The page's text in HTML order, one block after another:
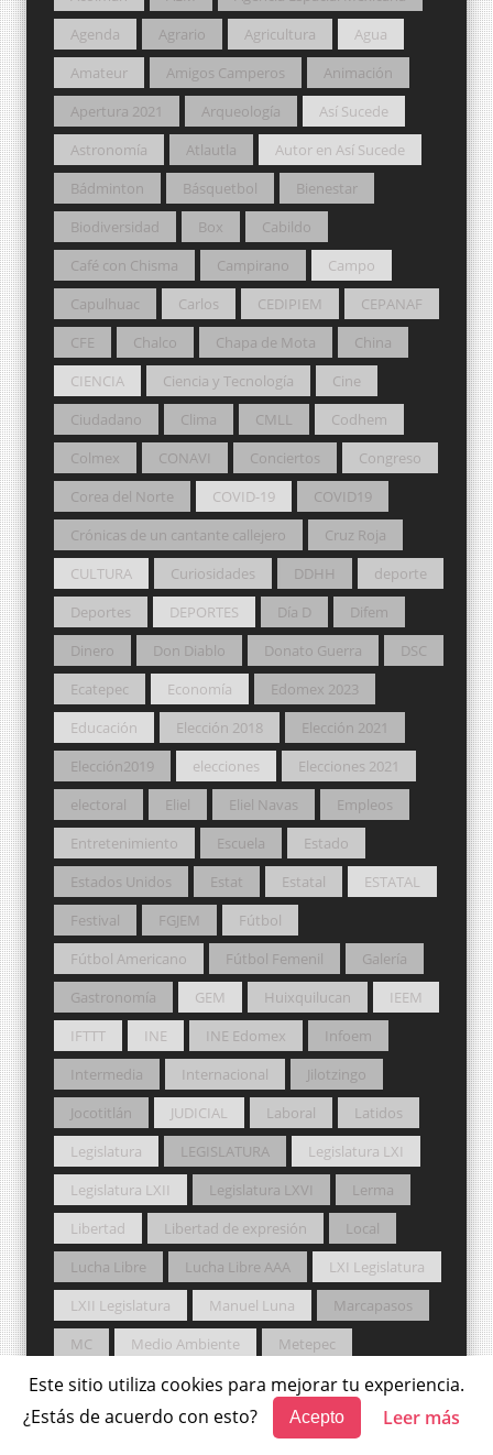
Este sitio utiliza cookies para mejorar tu experiencia.
¿Estás de acuerdo con esto?
Acepto Leer más
Agenda
Agrario Agricultura
Agua
Amateur
Amigos Camperos
Animación
Apertura 2021
Arqueología
Así Sucede
Astronomía
Atlautla
Autor en Así Sucede
Bádminton
Básquetbol
Bienestar
Biodiversidad
Box
Cabildo
Café con Chisma
Campirano
Campo
Capulhuac
Carlos CEDIPIEM
CEPANAF
CFE
Chalco Chapa de Mota
China
CIENCIA
Ciencia y Tecnología
Cine
Ciudadano
Clima CMLL
Codhem
Colmex
CONAVI Conciertos
Congreso
Corea del Norte
COVID-19
COVID19
Crónicas de un cantante callejero
Cruz Roja
CULTURA
Curiosidades DDHH
deporte
Deportes
DEPORTES Día D
Difem
Dinero
Don Diablo Donato Guerra
DSC
Ecatepec
Economía
Edomex 2023
Educación
Elección 2018
Elección 2021
Elección2019
elecciones
Elecciones 2021
electoral
Eliel Eliel Navas
Empleos
Entretenimiento
Escuela
Estado
Estados Unidos
Estat Estatal
ESTATAL
Festival
FGJEM
Fútbol
Fútbol Americano
Fútbol Femenil
Galería
Gastronomía
GEM Huixquilucan
IEEM
IFTTT
INE INE Edomex
Infoem
Intermedia
Internacional
Jilotzingo
Jocotitlán
JUDICIAL Laboral
Latidos
Legislatura
LEGISLATURA
Legislatura LXI
Legislatura LXII
Legislatura LXVI
Lerma
Libertad
Libertad de expresión
Local
Lucha Libre
Lucha Libre AAA
LXI Legislatura
LXII Legislatura
Manuel Luna
Marcapasos
MC
Medio Ambiente
Metepec
Mexicaltzingo
México magia y libertad
morena
Movilidad
Movimiento Ciudadano